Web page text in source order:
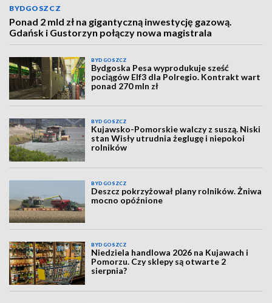
BYDGOSZCZ
Ponad 2 mld zł na gigantyczną inwestycję gazową.
Gdańsk i Gustorzyn połączy nowa magistrala
BYDGOSZCZ
Bydgoska Pesa wyprodukuje sześć
pociągów Elf3 dla Polregio. Kontrakt wart
ponad 270 mln zł
BYDGOSZCZ
Kujawsko-Pomorskie walczy z suszą. Niski
stan Wisły utrudnia żeglugę i niepokoi
rolników
BYDGOSZCZ
Deszcz pokrzyżował plany rolników. Żniwa
mocno opóźnione
BYDGOSZCZ
Niedziela handlowa 2026 na Kujawach i
Pomorzu. Czy sklepy są otwarte 2
sierpnia?